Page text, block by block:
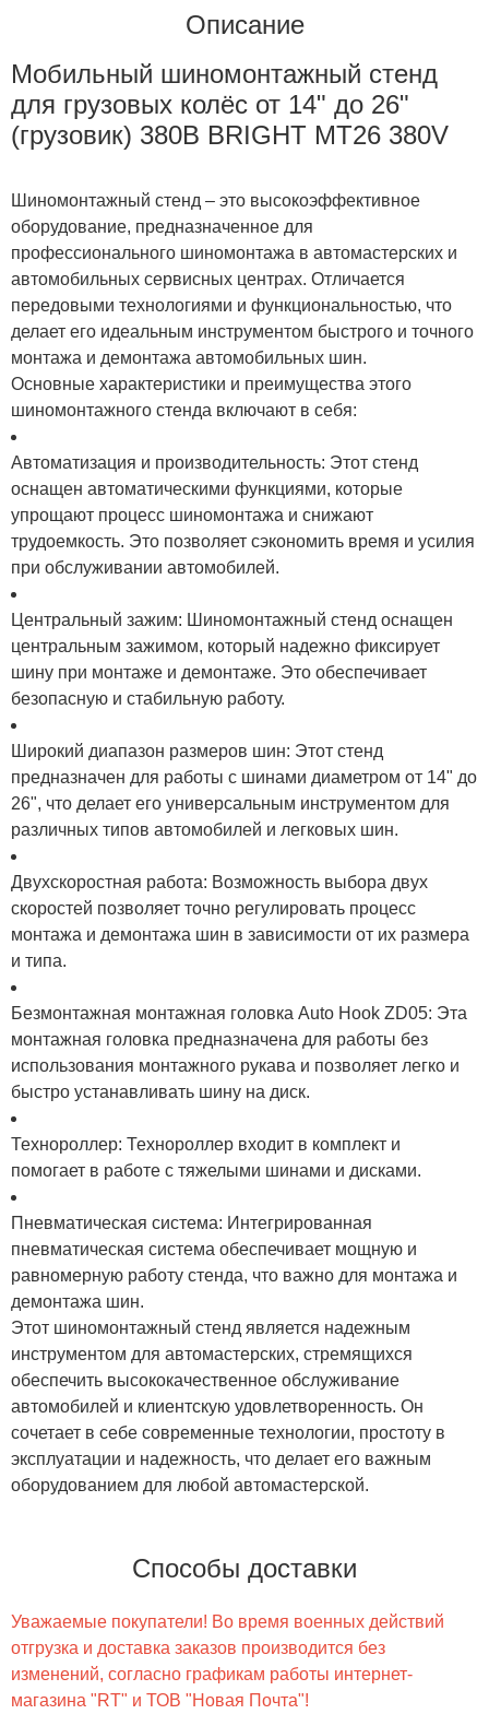
Описание
Мобильный шиномонтажный стенд
для грузовых колёс от 14" до 26"
(грузовик) 380В BRIGHT MT26 380V
Шиномонтажный стенд – это высокоэффективное
оборудование, предназначенное для
профессионального шиномонтажа в автомастерских и
автомобильных сервисных центрах. Отличается
передовыми технологиями и функциональностью, что
делает его идеальным инструментом быстрого и точного
монтажа и демонтажа автомобильных шин.
Основные характеристики и преимущества этого
шиномонтажного стенда включают в себя:
Автоматизация и производительность: Этот стенд
оснащен автоматическими функциями, которые
упрощают процесс шиномонтажа и снижают
трудоемкость. Это позволяет сэкономить время и усилия
при обслуживании автомобилей.
Центральный зажим: Шиномонтажный стенд оснащен
центральным зажимом, который надежно фиксирует
шину при монтаже и демонтаже. Это обеспечивает
безопасную и стабильную работу.
Широкий диапазон размеров шин: Этот стенд
предназначен для работы с шинами диаметром от 14" до
26", что делает его универсальным инструментом для
различных типов автомобилей и легковых шин.
Двухскоростная работа: Возможность выбора двух
скоростей позволяет точно регулировать процесс
монтажа и демонтажа шин в зависимости от их размера
и типа.
Безмонтажная монтажная головка Auto Hook ZD05: Эта
монтажная головка предназначена для работы без
использования монтажного рукава и позволяет легко и
быстро устанавливать шину на диск.
Технороллер: Технороллер входит в комплект и
помогает в работе с тяжелыми шинами и дисками.
Пневматическая система: Интегрированная
пневматическая система обеспечивает мощную и
равномерную работу стенда, что важно для монтажа и
демонтажа шин.
Этот шиномонтажный стенд является надежным
инструментом для автомастерских, стремящихся
обеспечить высококачественное обслуживание
автомобилей и клиентскую удовлетворенность. Он
сочетает в себе современные технологии, простоту в
эксплуатации и надежность, что делает его важным
оборудованием для любой автомастерской.
Способы доставки
Уважаемые покупатели! Во время военных действий
отгрузка и доставка заказов производится без
изменений, согласно графикам работы интернет-
магазина "RT" и ТОВ "Новая Почта"!